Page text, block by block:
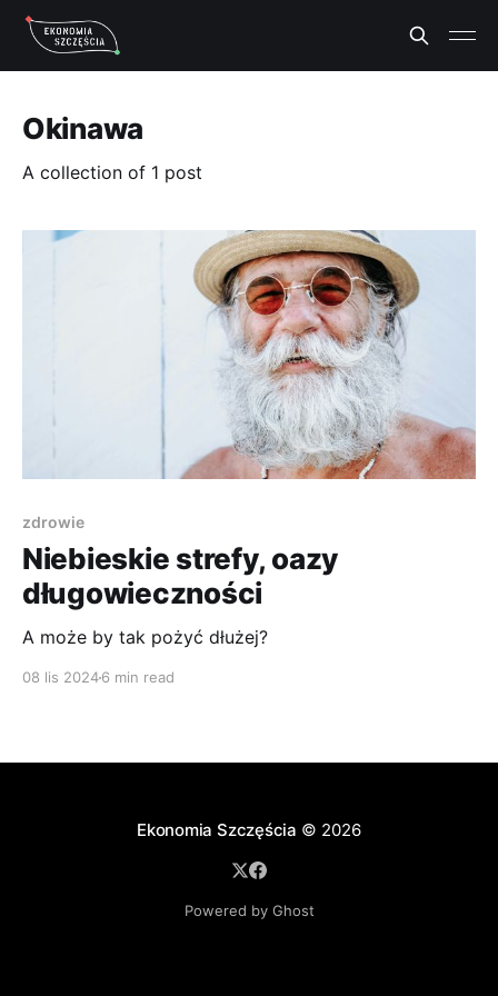
Okinawa
A collection of 1 post
zdrowie
Niebieskie strefy, oazy
długowieczności
A może by tak pożyć dłużej?
08 lis 20246 min read
Ekonomia Szczęścia © 2026
Powered by Ghost